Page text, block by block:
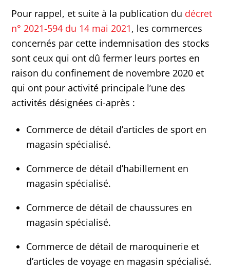
Pour rappel, et suite à la publication du décret
n° 2021-594 du 14 mai 2021, les commerces
concernés par cette indemnisation des stocks
sont ceux qui ont dû fermer leurs portes en
raison du confinement de novembre 2020 et
qui ont pour activité principale l’une des
activités désignées ci-après :
Commerce de détail d’articles de sport en
magasin spécialisé.
Commerce de détail d’habillement en
magasin spécialisé.
Commerce de détail de chaussures en
magasin spécialisé.
Commerce de détail de maroquinerie et
d’articles de voyage en magasin spécialisé.